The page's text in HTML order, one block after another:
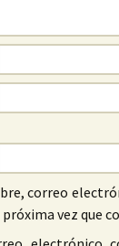
correo
vez que